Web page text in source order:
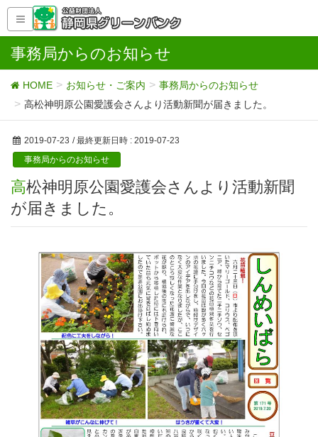
事務局からのお知らせ
HOME お知らせ・ご案内
事務局からのお知らせ
高松神明原公園愛護会さんより活動新聞が届きました。
2019-07-23 / 最終更新日時 : 2019-07-23
事務局からのお知らせ
高松神明原公園愛護会さんより活動新聞
が届きました。